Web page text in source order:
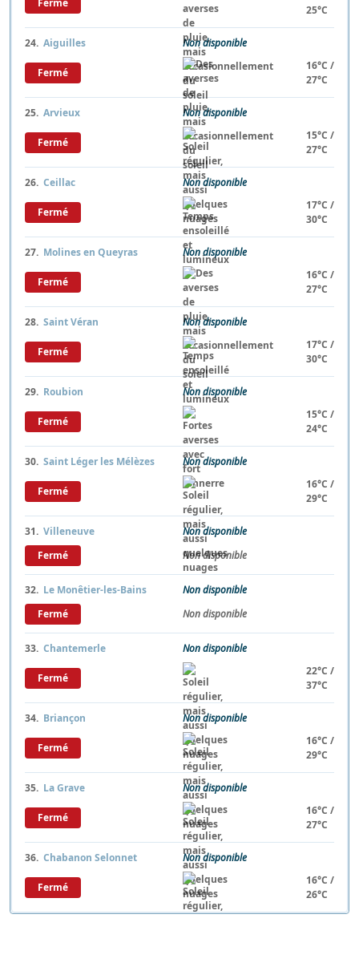
Fermé
25°C
24. Aiguilles Non disponible
Fermé
16°C /
27°C
25. Arvieux Non disponible
Fermé
15°C /
27°C
26. Ceillac Non disponible
Fermé
17°C /
30°C
27. Molines en Queyras Non disponible
Fermé
16°C /
27°C
28. Saint Véran Non disponible
Fermé
17°C /
30°C
29. Roubion Non disponible
Fermé
15°C /
24°C
30. Saint Léger les Mélèzes Non disponible
Fermé
16°C /
29°C
31. Villeneuve
Non disponible
Fermé
Non disponible
32. Le Monêtier-les-Bains
Non disponible
Fermé
Non disponible
33. Chantemerle Non disponible
Fermé
22°C /
37°C
34. Briançon Non disponible
Fermé
16°C /
29°C
35. La Grave Non disponible
Fermé
16°C /
27°C
36. Chabanon Selonnet Non disponible
Fermé
16°C /
26°C